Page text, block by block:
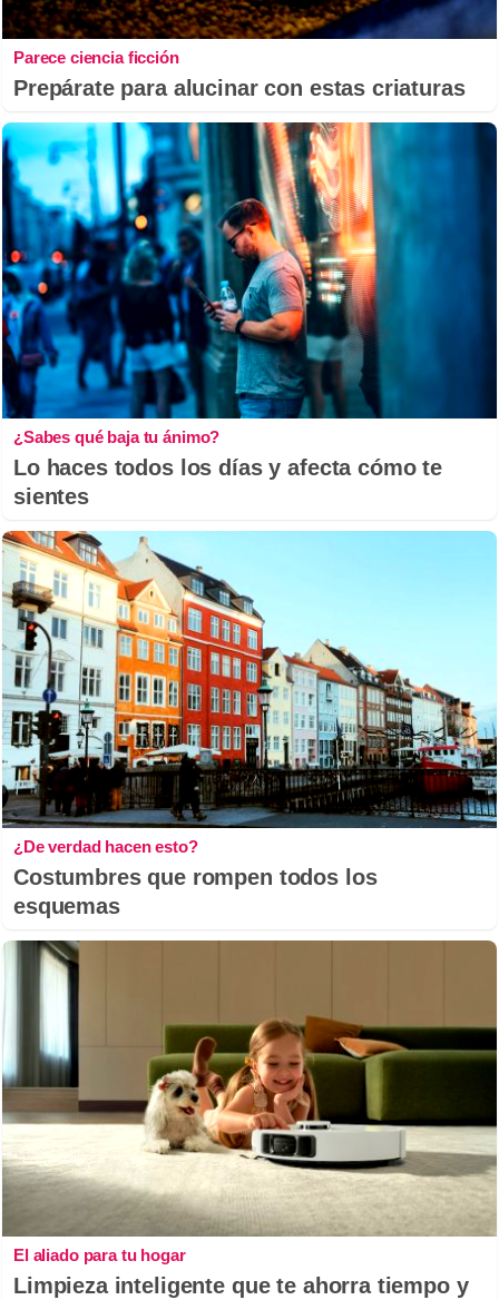
Parece ciencia ficción
Prepárate para alucinar con estas criaturas
¿Sabes qué baja tu ánimo?
Lo haces todos los días y afecta cómo te
sientes
¿De verdad hacen esto?
Costumbres que rompen todos los
esquemas
El aliado para tu hogar
Limpieza inteligente que te ahorra tiempo y